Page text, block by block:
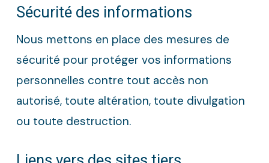
Sécurité des informations
Nous mettons en place des mesures de
sécurité pour protéger vos informations
personnelles contre tout accès non
autorisé, toute altération, toute divulgation
ou toute destruction.